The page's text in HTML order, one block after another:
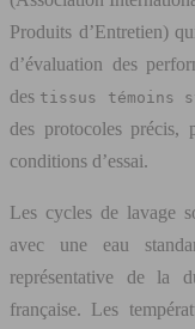
Produits d’Entretien)
d’évaluation des
des tissus témoins
des protocoles précis,
conditions d’essai.
Les cycles de lavage
avec une eau
représentative de la
française. Les